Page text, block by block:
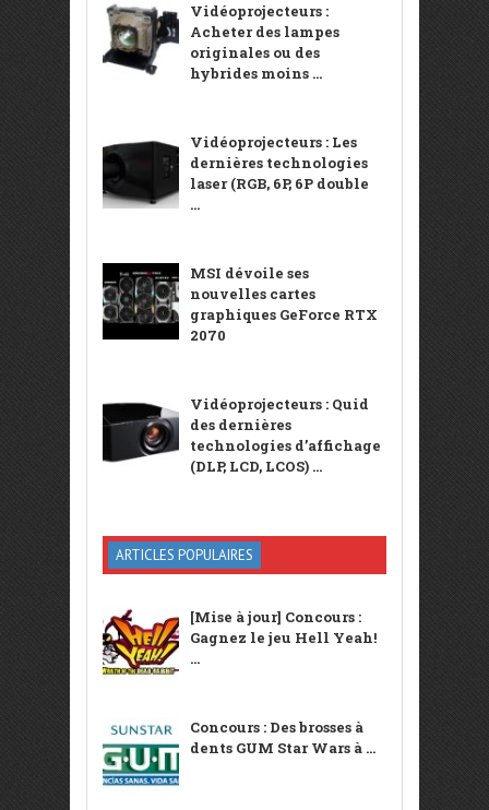
Vidéoprojecteurs :
Acheter des lampes
originales ou des
hybrides moins ...
Vidéoprojecteurs : Les
dernières technologies
laser (RGB, 6P, 6P double
...
MSI dévoile ses
nouvelles cartes
graphiques GeForce RTX
2070
Vidéoprojecteurs : Quid
des dernières
technologies d’affichage
(DLP, LCD, LCOS) ...
ARTICLES POPULAIRES
[Mise à jour] Concours :
Gagnez le jeu Hell Yeah!
...
Concours : Des brosses à
dents GUM Star Wars à ...